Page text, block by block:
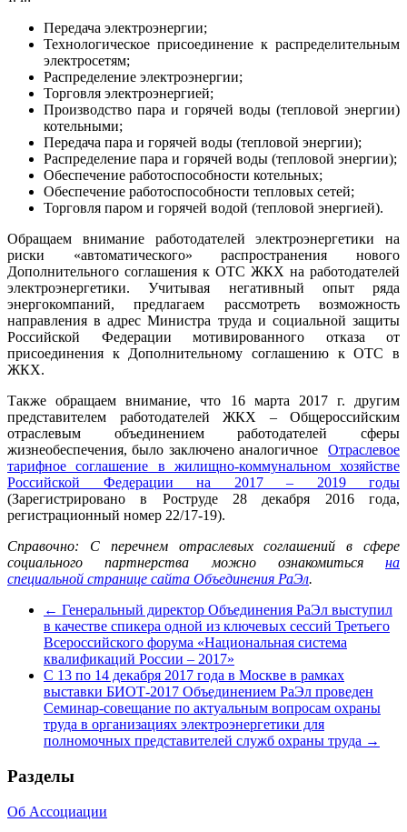
Передача электроэнергии;
Технологическое присоединение к распределительным
электросетям;
Распределение электроэнергии;
Торговля электроэнергией;
Производство пара и горячей воды (тепловой энергии)
котельными;
Передача пара и горячей воды (тепловой энергии);
Распределение пара и горячей воды (тепловой энергии);
Обеспечение работоспособности котельных;
Обеспечение работоспособности тепловых сетей;
Торговля паром и горячей водой (тепловой энергией).
Обращаем внимание работодателей электроэнергетики на
риски «автоматического» распространения нового
Дополнительного соглашения к ОТС ЖКХ на работодателей
электроэнергетики. Учитывая негативный опыт ряда
энергокомпаний, предлагаем рассмотреть возможность
направления в адрес Министра труда и социальной защиты
Российской Федерации мотивированного отказа от
присоединения к Дополнительному соглашению к ОТС в
ЖКХ.
Также обращаем внимание, что 16 марта 2017 г. другим
представителем работодателей ЖКХ – Общероссийским
отраслевым объединением работодателей сферы
жизнеобеспечения, было заключено аналогичное Отраслевое
тарифное соглашение в жилищно-коммунальном хозяйстве
Российской Федерации на 2017 – 2019 годы
(Зарегистрировано в Роструде 28 декабря 2016 года,
регистрационный номер 22/17-19).
Справочно: С перечнем отраслевых соглашений в сфере
социального партнерства можно ознакомиться на
специальной странице сайта Объединения РаЭл.
← Генеральный директор Объединения РаЭл выступил
в качестве спикера одной из ключевых сессий Третьего
Всероссийского форума «Национальная система
квалификаций России – 2017»
С 13 по 14 декабря 2017 года в Москве в рамках
выставки БИОТ-2017 Объединением РаЭл проведен
Семинар-совещание по актуальным вопросам охраны
труда в организациях электроэнергетики для
полномочных представителей служб охраны труда →
Разделы
Об Ассоциации